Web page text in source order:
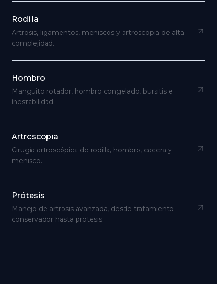
Rodilla
Artrosis, ligamentos, meniscos y artroscopia de alta
complejidad.
Hombro
Manguito rotador, hombro congelado, bursitis e
inestabilidad.
Artroscopia
Cirugía artroscópica de rodilla, hombro, cadera y
menisco.
Prótesis
Manejo de artrosis avanzada, desde tratamiento
conservador hasta prótesis.